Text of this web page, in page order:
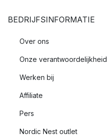
BEDRIJFSINFORMATIE
Over ons
Onze verantwoordelijkheid
Werken bij
Affiliate
Pers
Nordic Nest outlet